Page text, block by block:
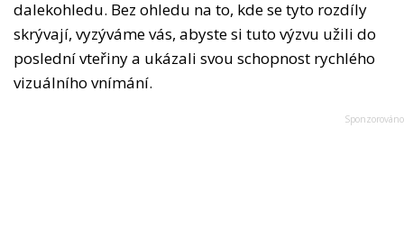
dalekohledu. Bez ohledu na to, kde se tyto rozdíly
skrývají, vyzýváme vás, abyste si tuto výzvu užili do
poslední vteřiny a ukázali svou schopnost rychlého
vizuálního vnímání.